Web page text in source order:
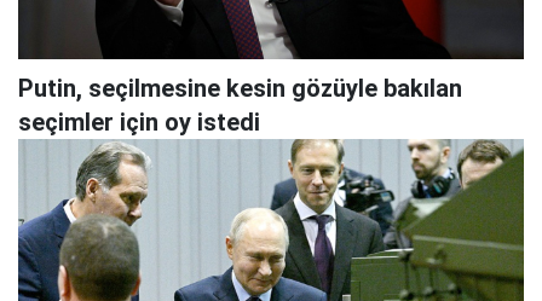
Putin, seçilmesine kesin gözüyle bakılan
seçimler için oy istedi